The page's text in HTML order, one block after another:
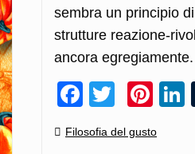
sembra un principio
strutture reazione-
ancora egregiamente.
Facebook
Twitter
Categories:
Filosofia del gusto